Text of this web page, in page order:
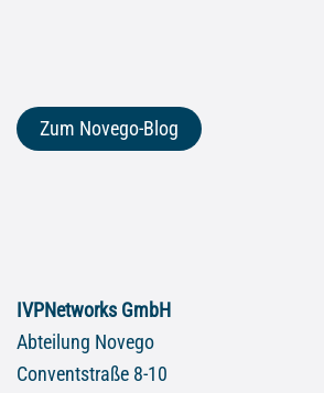
Zum Novego-Blog
IVPNetworks GmbH
Abteilung Novego
Conventstraße 8-10